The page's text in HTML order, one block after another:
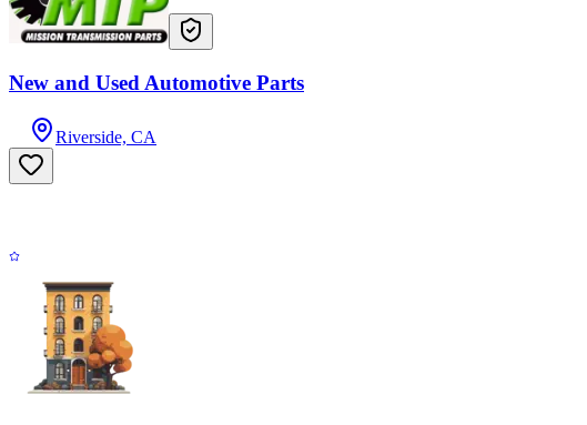
New and Used Automotive Parts
Riverside, CA